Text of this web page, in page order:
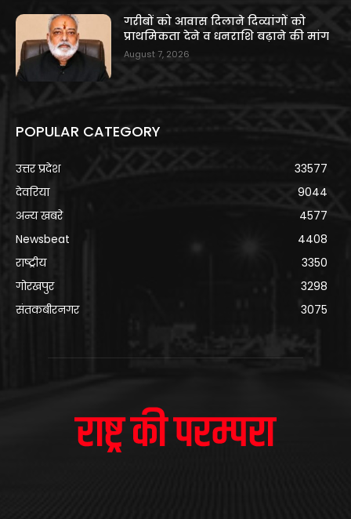
गरीबों को आवास दिलाने दिव्यांगों को
प्राथमिकता देने व धनराशि बढ़ाने की मांग
August 7, 2026
POPULAR CATEGORY
उत्तर प्रदेश
33577
देवरिया
9044
अन्य खबरे
4577
Newsbeat
4408
राष्ट्रीय
3350
गोरखपुर
3298
संतकबीरनगर
3075